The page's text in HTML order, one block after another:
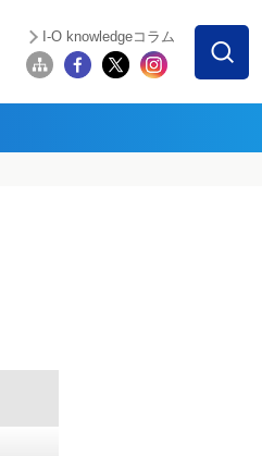
I-O knowledgeコラム